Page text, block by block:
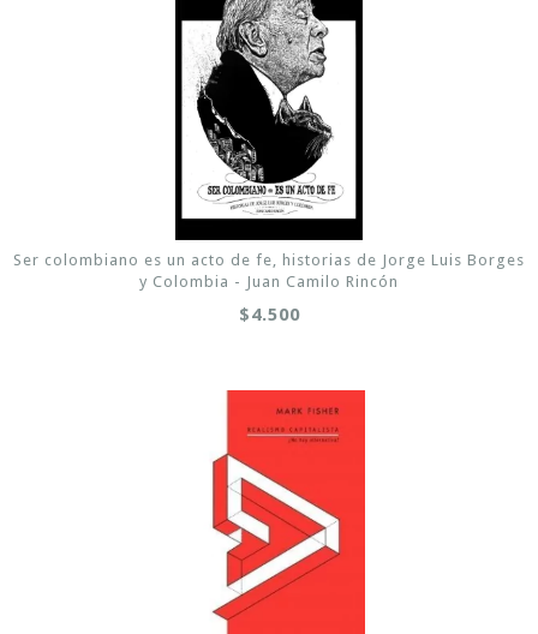
Ser colombiano es un acto de fe, historias de Jorge Luis Borges
y Colombia - Juan Camilo Rincón
$4.500